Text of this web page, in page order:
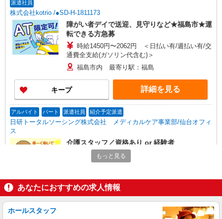
派遣社員
株式会社kotrio /●SD-H-1811173
障がい者デイで送迎、見守りなど★福島市★運
転できる方急募
時給1450円〜2062円 ＜日払い有/週払い有/交
通費全支給(ガソリン代含む)＞
福島市内 最寄り駅：福島
キープ 詳細を見る
アルバイト パート 派遣社員 紹介予定派遣
日研トータルソーシング株式会社 メディカルケア事業部/仙台オフィ
ス
介護スタッフ／資格あり or 経験者
時給1,330円〜1,380円 ◆無資格・経験者：時
給1,330円〜 ◆初任者研修・未経験：時給1,330
護福祉士：時給1,380円〜 ※経験者は3ヶ月以上 ※
給与幅は経験・能力による ★週払いOK（規定あ
り）
根田」駅 ★勤務地は3000ヶ所以上★ 自宅から通
いやすいエリアなど、お好きな勤務地をお選び下
さい！！
キープ 詳細を見る
もっと見る
あなたにおすすめの求人情報
ホールスタッフ